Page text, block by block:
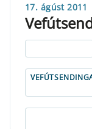
17. ágúst 2011